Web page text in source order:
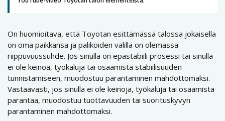
On huomioitava, että Toyotan esittämässä talossa jokaisella
on oma paikkansa ja palikoiden välillä on olemassa
riippuvuussuhde. Jos sinulla on epästabiili prosessi tai sinulla
ei ole keinoa, työkaluja tai osaamista stabiilisuuden
tunnistamiseen, muodostuu parantaminen mahdottomaksi.
Vastaavasti, jos sinulla ei ole keinoja, työkaluja tai osaamista
parantaa, muodostuu tuottavuuden tai suorituskyvyn
parantaminen mahdottomaksi.